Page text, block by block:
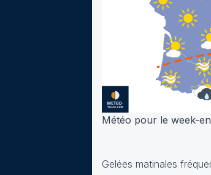
Météo pour le week-
Gelées matinales